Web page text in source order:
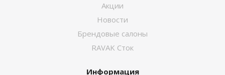
Акции
Новости
Брендовые салоны
RAVAK Сток
Информация